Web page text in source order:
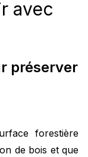
avec
préserver
forestière
de bois et que